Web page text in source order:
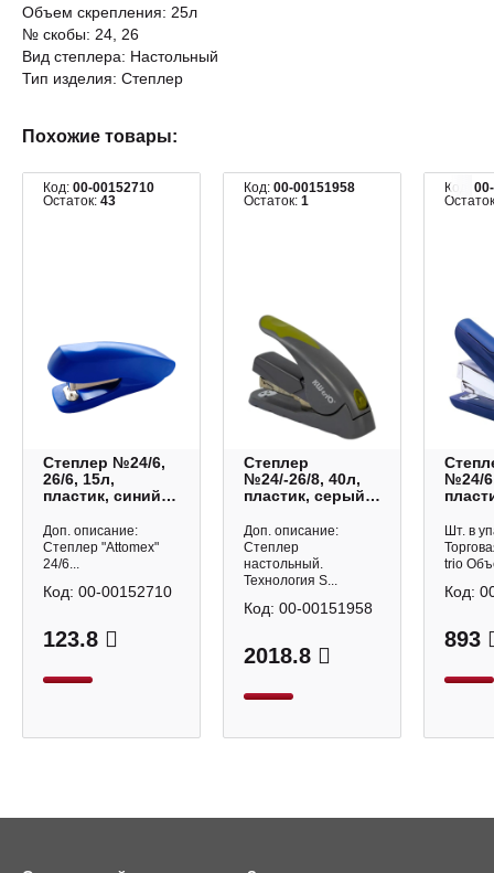
Объем скрепления: 25л
№ скобы: 24, 26
Вид степлера: Настольный
Тип изделия: Степлер
Похожие товары:
Код: 00-00152710
Остаток: 43
Степлер №24/6,
26/6, 15л,
пластик, синий
Доп. описание:
Степлер "Attomex"
24/6...
123.8
Код: 00-00152710
Код: 00-00151958
Остаток: 1
Степлер
№24/-26/8, 40л,
пластик, серый
KW-trio
Доп. описание:
Степлер
настольный.
Технология S...
2018.8
Код: 00-00151958
Код:
№24/
Mini
Шт. в
trio
893
Код: